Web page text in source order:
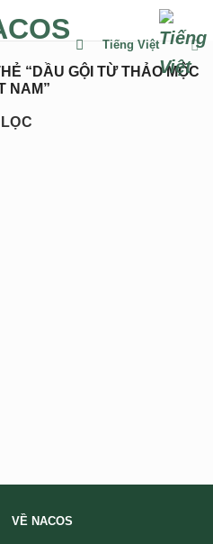
Tiếng Việt
“DẦU GỘI TỪ THẢO MỘC
NAM”
LỌC
VỀ NACOS